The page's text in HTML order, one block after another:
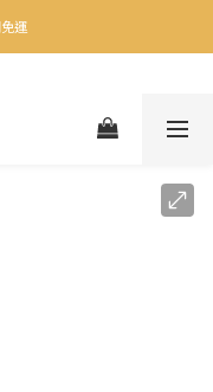
多重禮遇！
運
多重禮遇！